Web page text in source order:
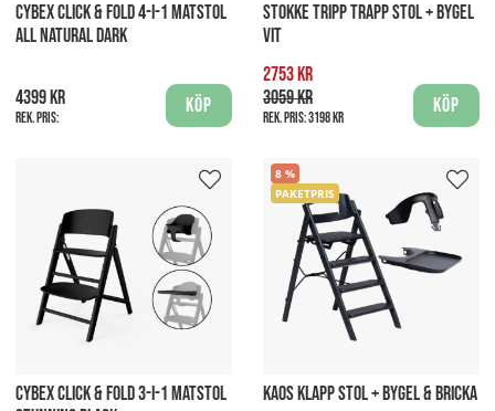
CYBEX CLICK & FOLD 4-I-1 MATSTOL
ALL NATURAL DARK
4399 kr
Rek. pris:
Köp
STOKKE TRIPP TRAPP STOL + BYGEL
VIT
2753 kr
3059 kr
Rek. pris:3198 kr
Köp
CYBEX CLICK & FOLD 3-I-1 MATSTOL
8
PAKETPRIS
KAOS KLAPP STOL + BYGEL & BRICKA